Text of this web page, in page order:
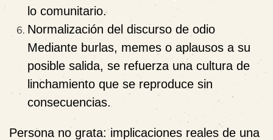
lo comunitario.
Normalización del discurso de odio
Mediante burlas, memes o aplausos a su
posible salida, se refuerza una cultura de
linchamiento que se reproduce sin
consecuencias.
Persona no grata: implicaciones reales de una